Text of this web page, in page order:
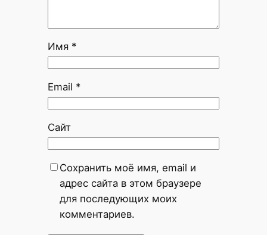
Имя *
Email *
Сайт
Сохранить моё имя, email и
адрес сайта в этом браузере
для последующих моих
комментариев.